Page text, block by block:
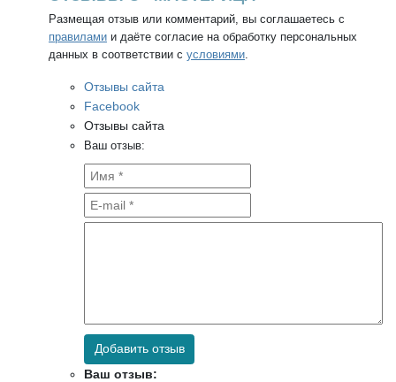
Размещая отзыв или комментарий, вы соглашаетесь с
правилами и даёте согласие на обработку персональных
данных в соответствии с условиями.
Отзывы сайта
Facebook
Отзывы сайта
Ваш отзыв:
Добавить отзыв
Ваш отзыв: